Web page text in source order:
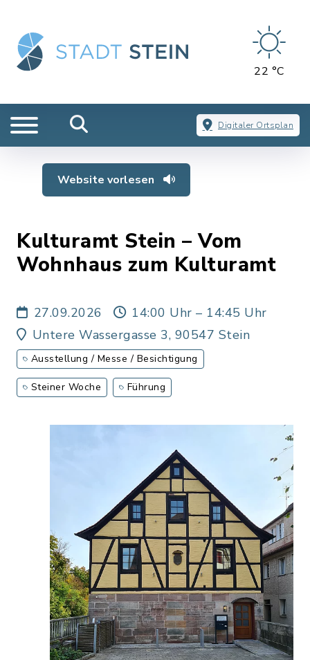
22 °C
Digitaler Ortsplan
Website vorlesen
Kulturamt Stein – Vom
Wohnhaus zum Kulturamt
27.09.2026
14:00 Uhr – 14:45 Uhr
Untere Wassergasse 3, 90547 Stein
Ausstellung / Messe / Besichtigung
Steiner Woche Führung